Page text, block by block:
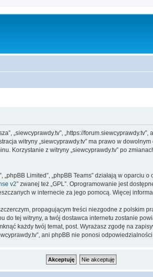
„siewcyprawdy.tv”, „https://
witryny „siewcyprawdy.tv” ma prawo w
Korzystanie z witryny „siewcyprawdy.tv” po
„phpBB Limited”, „phpBB Teams” działają w
v2” zwanej też „GPL”. Oprogramowanie jest
w internecie za jego pomocą. Więcej
propagującym treści niezgodne z polskim
do tej witryny, a twój dostawca internetu zostanie
każdy twój temat, post. Wyrażasz zgodę na
ani phpBB nie ponosi